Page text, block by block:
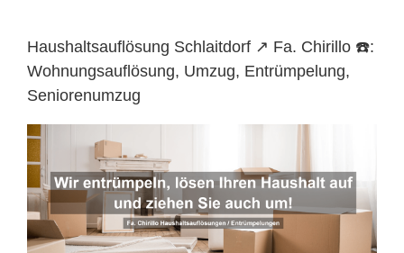
Haushaltsauflösung Schlaitdorf ↗️ Fa. Chirillo ☎️:
Wohnungsauflösung, Umzug, Entrümpelung,
Seniorenumzug